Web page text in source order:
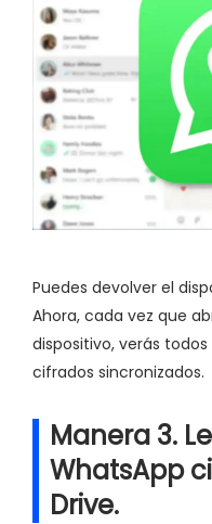
Puedes devolver el
Ahora, cada vez que
dispositivo, verás
cifrados sincronizados.
Manera 3.
WhatsApp
Drive.